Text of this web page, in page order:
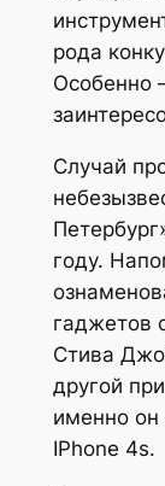
рода
Особенно
Случай
году.
гаджетов
Стива
другой
именно
IPhone 4s.